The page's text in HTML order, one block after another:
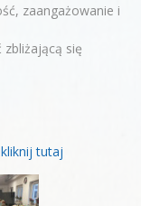
zaangażowanie i
się
kliknij tutaj